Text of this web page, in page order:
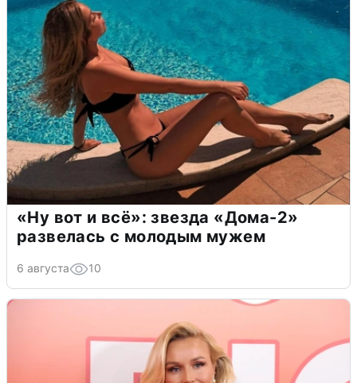
«Ну вот и всё»: звезда «Дома-2»
развелась с молодым мужем
6 августа 10